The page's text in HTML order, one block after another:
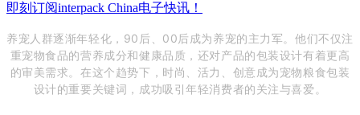
即刻订阅interpack China电子快讯！
养宠人群逐渐年轻化，90后、00后成为养宠的主力军。他们不仅注
重宠物食品的营养成分和健康品质，还对产品的包装设计有着更高
的审美需求。在这个趋势下，时尚、活力、创意成为宠物粮食包装
设计的重要关键词，成功吸引年轻消费者的关注与喜爱。